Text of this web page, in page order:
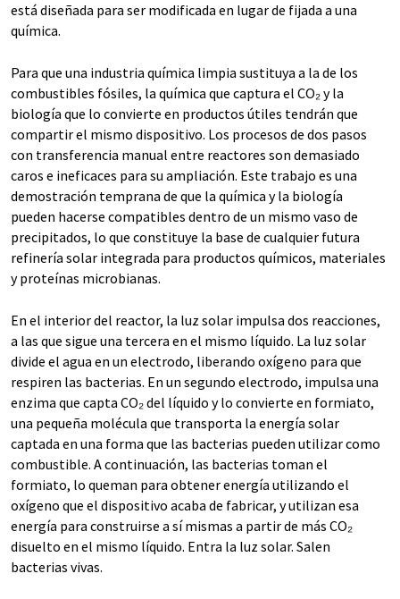
está diseñada para ser modificada en lugar de fijada a una
química.
Para que una industria química limpia sustituya a la de los
combustibles fósiles, la química que captura el CO₂ y la
biología que lo convierte en productos útiles tendrán que
compartir el mismo dispositivo. Los procesos de dos pasos
con transferencia manual entre reactores son demasiado
caros e ineficaces para su ampliación. Este trabajo es una
demostración temprana de que la química y la biología
pueden hacerse compatibles dentro de un mismo vaso de
precipitados, lo que constituye la base de cualquier futura
refinería solar integrada para productos químicos, materiales
y proteínas microbianas.
En el interior del reactor, la luz solar impulsa dos reacciones,
a las que sigue una tercera en el mismo líquido. La luz solar
divide el agua en un electrodo, liberando oxígeno para que
respiren las bacterias. En un segundo electrodo, impulsa una
enzima que capta CO₂ del líquido y lo convierte en formiato,
una pequeña molécula que transporta la energía solar
captada en una forma que las bacterias pueden utilizar como
combustible. A continuación, las bacterias toman el
formiato, lo queman para obtener energía utilizando el
oxígeno que el dispositivo acaba de fabricar, y utilizan esa
energía para construirse a sí mismas a partir de más CO₂
disuelto en el mismo líquido. Entra la luz solar. Salen
bacterias vivas.